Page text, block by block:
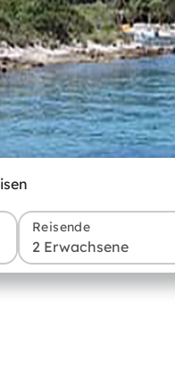
Reisende
2 Erwachsene